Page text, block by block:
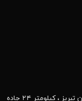
آدرس :استان آذربایجان ‌شرقی ، شهرستان تبریز ، کیلومتر ۲۴ جاده